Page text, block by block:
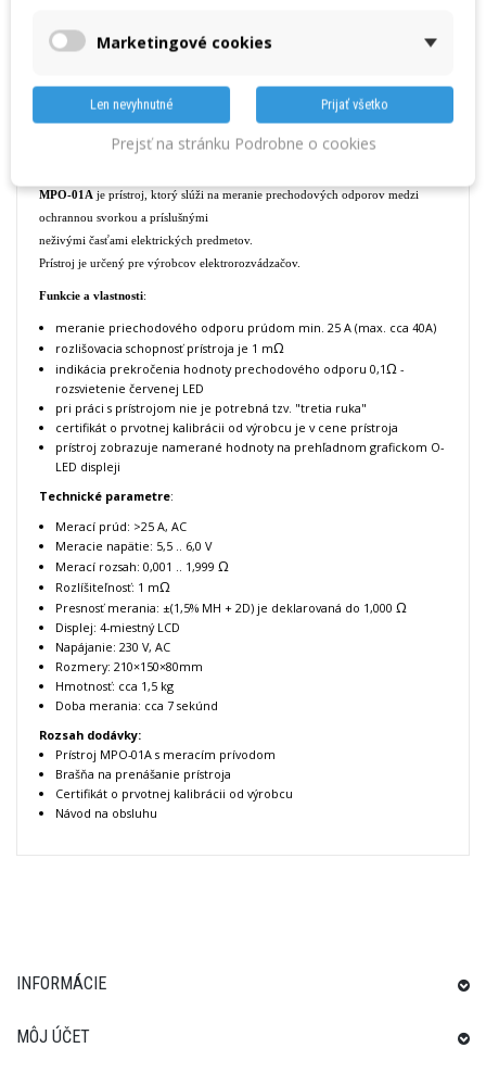
« Predchádzajúci produkt
DETAILY PRÍSLUŠENSTVO
MPO-01A je prístroj, ktorý slúži na meranie prechodových odporov medzi
ochrannou svorkou a príslušnými
neživými časťami elektrických predmetov.
Prístroj je určený pre výrobcov elektrorozvádzačov.
Funkcie a vlastnosti:
meranie priechodového odporu prúdom min. 25 A (max. cca 40A)
rozlišovacia schopnosť prístroja je 1 mΩ
indikácia prekročenia hodnoty prechodového odporu 0,1 Ω -
rozsvietenie červenej LED
pri práci s prístrojom nie je potrebná tzv. "tretia ruka"
certifikát o prvotnej kalibrácii od výrobcu je v cene prístroja
prístroj zobrazuje namerané hodnoty na prehľadnom grafickom O-
LED displeji
Technické parametre:
Merací prúd: >25 A, AC
Meracie napätie: 5,5 .. 6,0 V
Merací rozsah: 0,001 .. 1,999 Ω
Rozlíšiteľnosť: 1 mΩ
Presnosť merania: ±(1,5% MH + 2D) je deklarovaná do 1,000 Ω
Displej: 4-miestný LCD
Napájanie: 230 V, AC
Rozmery: 210×150×80mm
Hmotnosť: cca 1,5 kg
Doba merania: cca 7 sekúnd
Rozsah dodávky:
Prístroj MPO-01A s meracím prívodom
Brašňa na prenášanie prístroja
Certifikát o prvotnej kalibrácii od výrobcu
Návod na obsluhu
INFORMÁCIE
MÔJ ÚČET
Marketingové cookies
Len nevyhnutné Prijať všetko
Prejsť na stránku Podrobne o cookies